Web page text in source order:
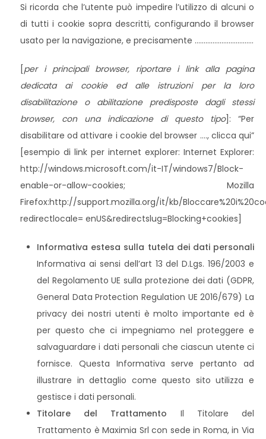
Si ricorda che l’utente può impedire l’utilizzo di alcuni o
di tutti i cookie sopra descritti, configurando il browser
usato per la navigazione, e precisamente ……………………………
[per i principali browser, riportare i link alla pagina
dedicata ai cookie ed alle istruzioni per la loro
disabilitazione o abilitazione predisposte dagli stessi
browser, con una indicazione di questo tipo]: “Per
disabilitare od attivare i cookie del browser …., clicca qui”
[esempio di link per internet explorer: Internet Explorer:
http://windows.microsoft.com/it-IT/windows7/Block-
enable-or-allow-cookies; Mozilla
Firefox:http://support.mozilla.org/it/kb/
redirectlocale= enUS&redirectslug=Blocking+cookies]
Informativa estesa sulla tutela dei dati personali
Informativa ai sensi dell’art 13 del D.Lgs. 196/2003 e
del Regolamento UE sulla protezione dei dati (GDPR,
General Data Protection Regulation UE 2016/679) La
privacy dei nostri utenti è molto importante ed è
per questo che ci impegniamo nel proteggere e
salvaguardare i dati personali che ciascun utente ci
fornisce. Questa Informativa serve pertanto ad
illustrare in dettaglio come questo sito utilizza e
gestisce i dati personali.
Titolare del Trattamento Il Titolare del
Trattamento è Maximia Srl con sede in Roma, in Via